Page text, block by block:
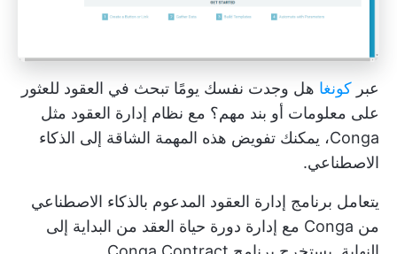
عبر كونغا هل وجدت نفسك يومًا تبحث في العقود للعثور
على معلومات أو بند مهم؟ مع نظام إدارة العقود مثل
Conga، يمكنك تفويض هذه المهمة الشاقة إلى الذكاء
الاصطناعي.
يتعامل برنامج إدارة العقود المدعوم بالذكاء الاصطناعي
من Conga مع إدارة دورة حياة العقد من البداية إلى